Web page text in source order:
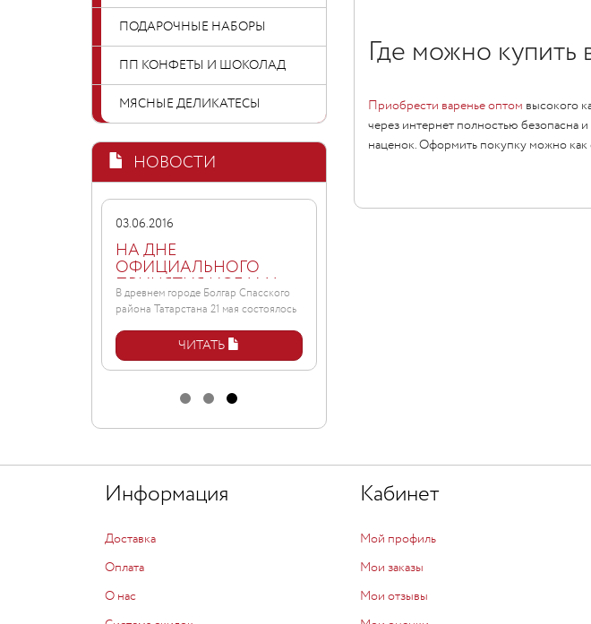
ПОДАРОЧНЫЕ НАБОРЫ
ПП КОНФЕТЫ И ШОКОЛАД
МЯСНЫЕ ДЕЛИКАТЕСЫ
НОВОСТИ
03.06.2016
НА ДНЕ
ОФИЦИАЛЬНОГО
ПРИНЯТИЯ ИСЛАМА
ВОЛЖСКОЙ
БУЛГАРИЕЙ.
В древнем городе Болгар Спасского
района Татарстана 21 мая состоялось
ЧИТАТЬ
Где можно купить
Приобрести варенье оптом высокого
через интернет полностью безопасна
наценок. Оформить покупку можно как
Информация
Доставка
Оплата
О нас
Кабинет
Мой профиль
Мои заказы
Мои отзывы